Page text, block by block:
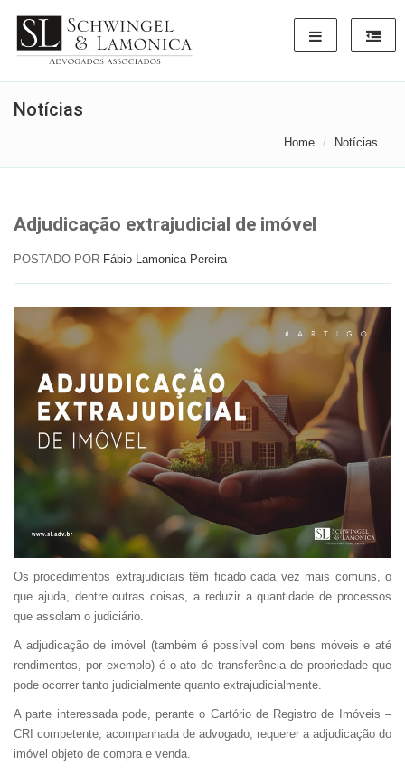
Notícias
Home Notícias
Adjudicação extrajudicial de imóvel
POSTADO POR Fábio Lamonica Pereira
Os procedimentos extrajudiciais têm ficado cada vez mais comuns, o
que ajuda, dentre outras coisas, a reduzir a quantidade de processos
que assolam o judiciário.
A adjudicação de imóvel (também é possível com bens móveis e até
rendimentos, por exemplo) é o ato de transferência de propriedade que
pode ocorrer tanto judicialmente quanto extrajudicialmente.
A parte interessada pode, perante o Cartório de Registro de Imóveis –
CRI competente, acompanhada de advogado, requerer a adjudicação do
imóvel objeto de compra e venda.